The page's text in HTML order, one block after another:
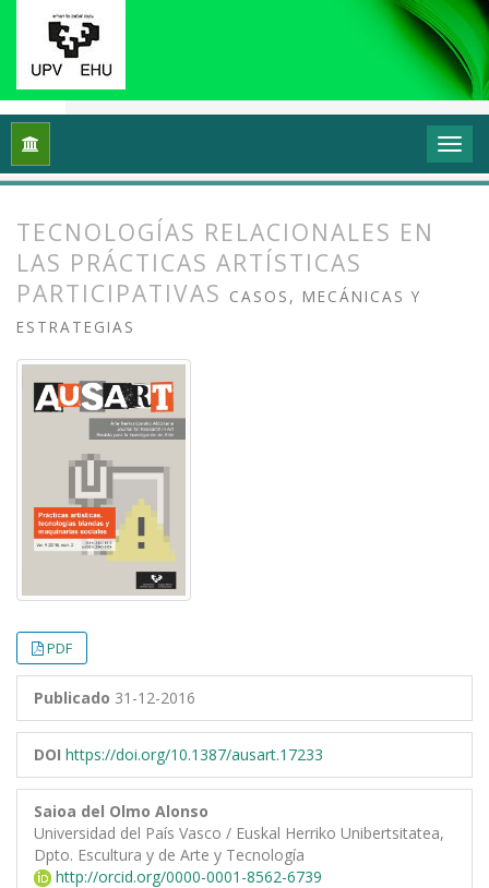
Inicio Vol. 4 Núm. 2 (2016): Prácticas artísticas,
TECNOLOGÍAS RELACIONALES EN
LAS PRÁCTICAS ARTÍSTICAS
PARTICIPATIVAS CASOS, MECÁNICAS Y
ESTRATEGIAS
PDF
Publicado 31-12-2016
DOI https://doi.org/10.1387/ausart.17233
Saioa del Olmo Alonso
Universidad del País Vasco / Euskal Herriko Unibertsitatea,
Dpto. Escultura y de Arte y Tecnología
http://orcid.org/0000-0001-8562-6739